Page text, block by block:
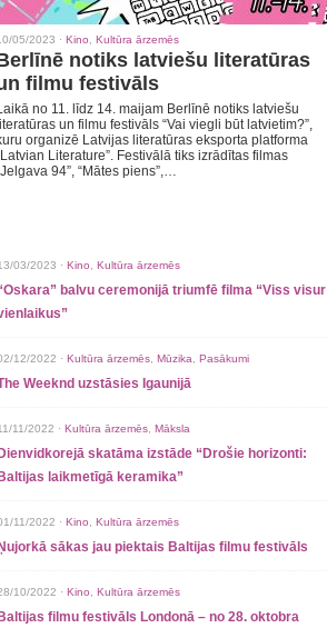
05/2023 · Kino Kultūra ārzemēs
notiks latviešu literatūras
filmu festivāls
no 11. līdz 14. maijam Berlīnē notiks latviešu
literatūras un filmu festivāls “Vai viegli būt latvietim?”,
organizē Latvijas literatūras eksporta platforma
Literature”. Festivālā tiks izrādītas filmas
94”, “Mātes piens”,…
03/2023 · Kino Kultūra ārzemēs
balvu ceremonijā triumfē filma “Viss visur
12/2022 · Kultūra ārzemēs Mūzika Pasākumi
Weeknd uzstāsies Igaunijā
11/2022 · Kultūra ārzemēs Māksla
Dienvidkorejā skatāma izstāde “Drošie horizonti:
Baltijas laikmetīgā keramika”
11/2022 · Kino Kultūra ārzemēs
Ņujorkā sākas jau piektais Baltijas filmu festivāls
10/2022 · Kino Kultūra ārzemēs
Baltijas filmu festivāls Londonā – no 28. oktobra